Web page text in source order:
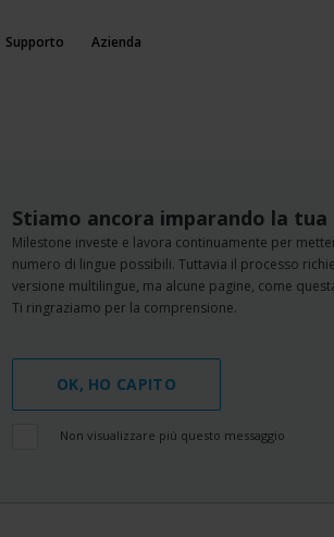
Supporto Azienda
Stiamo ancora imparando la tua
Milestone investe e lavora continuamente per
numero di lingue possibili. Tuttavia il processo
versione multilingue, ma alcune pagine, come
Ti ringraziamo per la comprensione.
OK, HO CAPITO
Non visualizzare più questo messaggio